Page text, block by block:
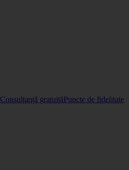
Consultanță gratuităPuncte de fidelitate